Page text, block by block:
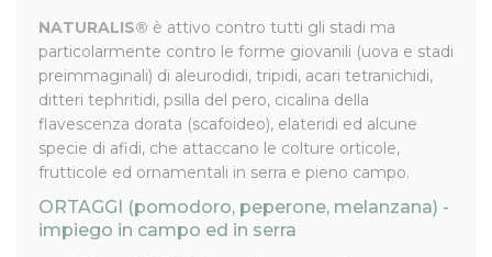
NATURALIS® è attivo contro tutti gli stadi ma
particolarmente contro le forme giovanili (uova e stadi
preimmaginali) di aleurodidi, tripidi, acari tetranichidi,
ditteri tephritidi, psilla del pero, cicalina della
flavescenza dorata (scafoideo), elateridi ed alcune
specie di afidi, che attaccano le colture orticole,
frutticole ed ornamentali in serra e pieno campo.
ORTAGGI (pomodoro, peperone, melanzana) -
impiego in campo ed in serra